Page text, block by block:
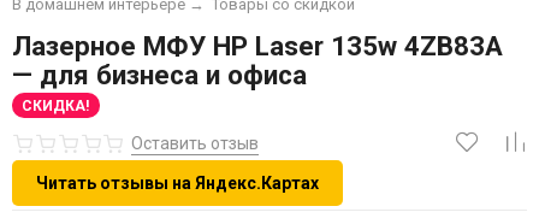
В домашнем интерьере → Товары со скидкой
Лазерное МФУ HP Laser 135w 4ZB83A
— для бизнеса и офиса
СКИДКА!
Оставить отзыв
Читать отзывы на Яндекс.Картах